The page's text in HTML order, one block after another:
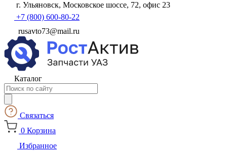
г. Ульяновск, Московское шоссе, 72, офис 23
+7 (800) 600-80-22
rusavto73@mail.ru
Каталог
Поиск
товаров
Связаться
0 Корзина
Избранное